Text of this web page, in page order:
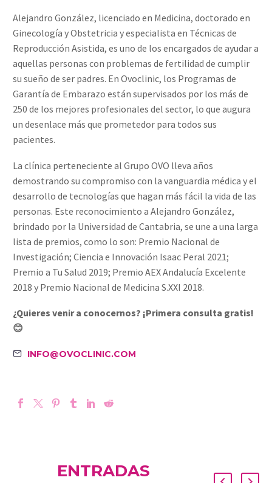
Alejandro González, licenciado en Medicina, doctorado en
Ginecología y Obstetricia y especialista en Técnicas de
Reproducción Asistida, es uno de los encargados de ayudar a
aquellas personas con problemas de fertilidad de cumplir
su sueño de ser padres. En Ovoclinic, los Programas de
Garantía de Embarazo están supervisados por los más de
250 de los mejores profesionales del sector, lo que augura
un desenlace más que prometedor para todos sus
pacientes.
La clínica perteneciente al Grupo OVO lleva años
demostrando su compromiso con la vanguardia médica y el
desarrollo de tecnologías que hagan más fácil la vida de las
personas. Este reconocimiento a Alejandro González,
brindado por la Universidad de Cantabria, se une a una larga
lista de premios, como lo son: Premio Nacional de
Investigación; Ciencia e Innovación Isaac Peral 2021;
Premio a Tu Salud 2019; Premio AEX Andalucía Excelente
2018 y Premio Nacional de Medicina S.XXI 2018.
¿Quieres venir a conocernos? ¡Primera consulta gratis!
😊

 INFO@OVOCLINIC.COM
ENTRADAS